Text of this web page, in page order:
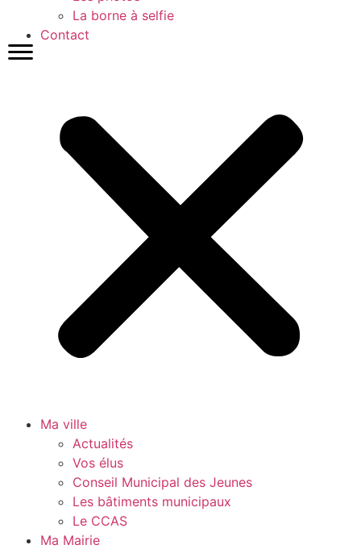
La borne à selfie
Contact
Ma ville
Actualités
Vos élus
Conseil Municipal des Jeunes
Les bâtiments municipaux
Le CCAS
Ma Mairie